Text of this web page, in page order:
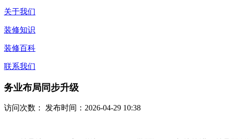
关于我们
装修知识
装修百科
联系我们
务业布局同步升级
访问次数： 发布时间：2026-04-29 10:38